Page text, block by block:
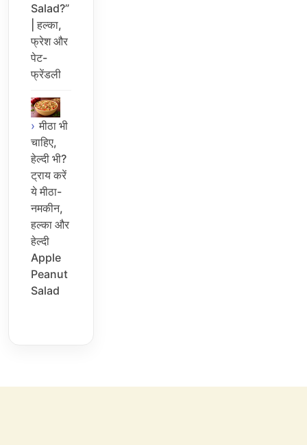
Salad?”
| हल्का,
फ्रेश और
पेट-
फ्रेंडली
मीठा भी
चाहिए,
हेल्दी भी?
ट्राय करें
ये मीठा-
नमकीन,
हल्का और
हेल्दी
Apple
Peanut
Salad